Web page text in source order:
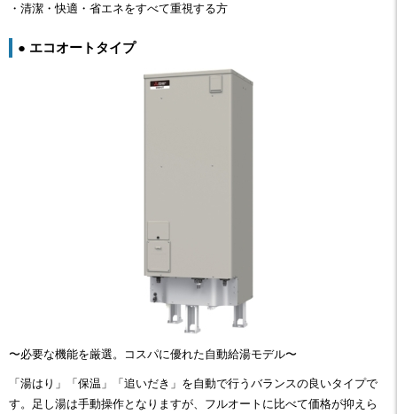
・清潔・快適・省エネをすべて重視する方
● エコオートタイプ
〜必要な機能を厳選。コスパに優れた自動給湯モデル〜
「湯はり」「保温」「追いだき」を自動で行うバランスの良いタイプで
す。足し湯は手動操作となりますが、フルオートに比べて価格が抑えら